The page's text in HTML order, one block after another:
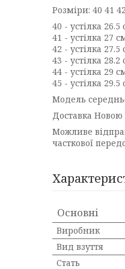
Розміри: 40 41
40 - устілка
41 - устілка 27
42 - устілка
43 - устілка
44 - устілка 29
45 - устілка
Модель
Доставка
Можливе
часткової
Основні
Виробник
Вид взуття
Стать